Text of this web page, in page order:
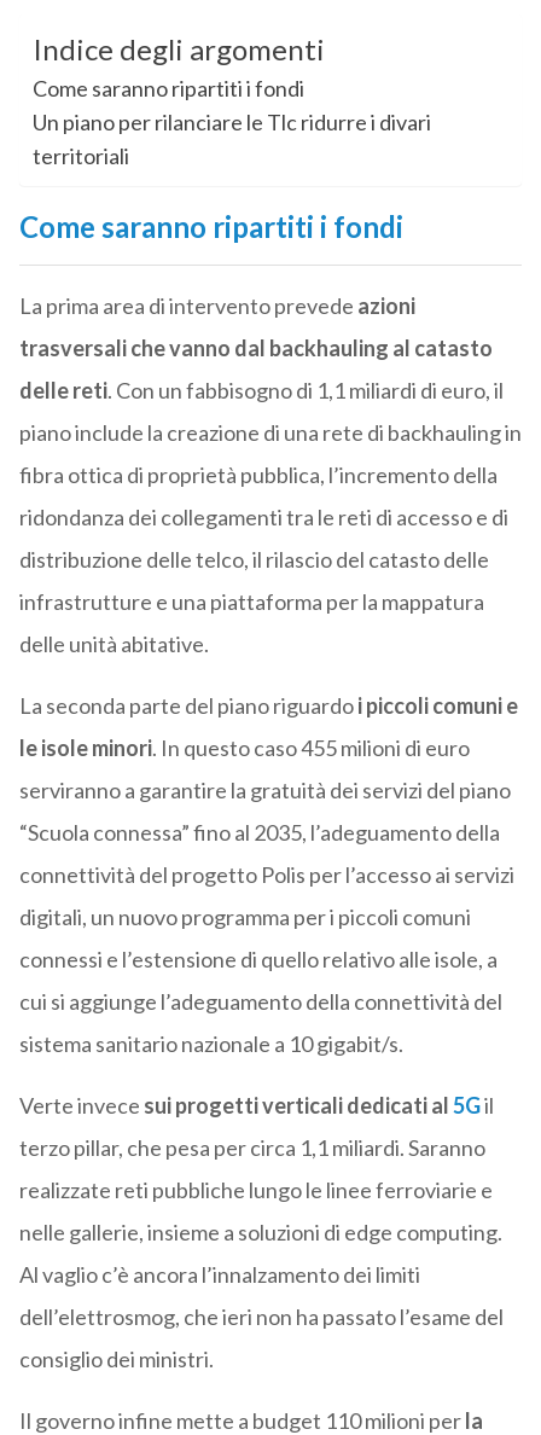
Indice degli argomenti
Come saranno ripartiti i fondi
Un piano per rilanciare le Tlc ridurre i divari
territoriali
Come saranno ripartiti i fondi
La prima area di intervento prevede azioni
trasversali che vanno dal backhauling al catasto
delle reti. Con un fabbisogno di 1,1 miliardi di euro, il
piano include la creazione di una rete di backhauling in
fibra ottica di proprietà pubblica, l’incremento della
ridondanza dei collegamenti tra le reti di accesso e di
distribuzione delle telco, il rilascio del catasto delle
infrastrutture e una piattaforma per la mappatura
delle unità abitative.
La seconda parte del piano riguardoi piccoli comuni e
le isole minori. In questo caso 455 milioni di euro
serviranno a garantire la gratuità dei servizi del piano
“Scuola connessa” fino al 2035, l’adeguamento della
connettività del progetto Polis per l’accesso ai servizi
digitali, un nuovo programma per i piccoli comuni
connessi e l’estensione di quello relativo alle isole, a
cui si aggiunge l’adeguamento della connettività del
sistema sanitario nazionale a 10 gigabit/s.
Verte invece sui progetti verticali dedicati al5Gil
terzo pillar, che pesa per circa 1,1 miliardi. Saranno
realizzate reti pubbliche lungo le linee ferroviarie e
nelle gallerie, insieme a soluzioni di edge computing.
Al vaglio c’è ancora l’innalzamento dei limiti
dell’elettrosmog, che ieri non ha passato l’esame del
consiglio dei ministri.
Il governo infine mette a budget 110 milioni perla